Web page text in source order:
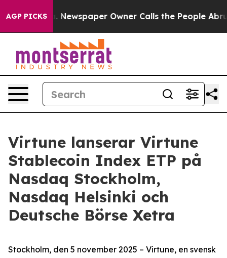
AGP PICKSNewspaper Owner Calls the People Abruptly
Virtune lanserar Virtune
Stablecoin Index ETP på
Nasdaq Stockholm,
Nasdaq Helsinki och
Deutsche Börse Xetra
Stockholm, den 5 november 2025 – Virtune, en svensk